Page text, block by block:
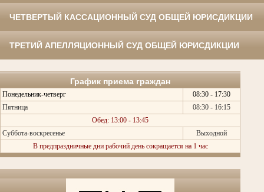
ЧЕТВЕРТЫЙ КАССАЦИОННЫЙ СУД ОБЩЕЙ ЮРИСДИКЦИИ
ТРЕТИЙ АПЕЛЛЯЦИОННЫЙ СУД ОБЩЕЙ ЮРИСДИКЦИИ
График приема граждан
Понедельник-четверг
08:30 - 17:30
Пятница
08:30 - 16:15
Обед: 13:00 - 13:45
Суббота-воскресенье
Выходной
В предпраздничные дни рабочий день сокращается на 1 час